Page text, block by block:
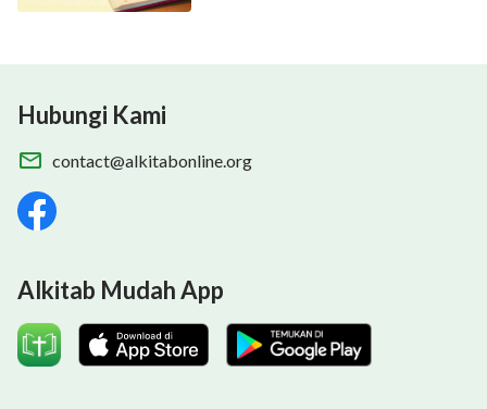
Hubungi Kami
contact@alkitabonline.org
Alkitab Mudah App